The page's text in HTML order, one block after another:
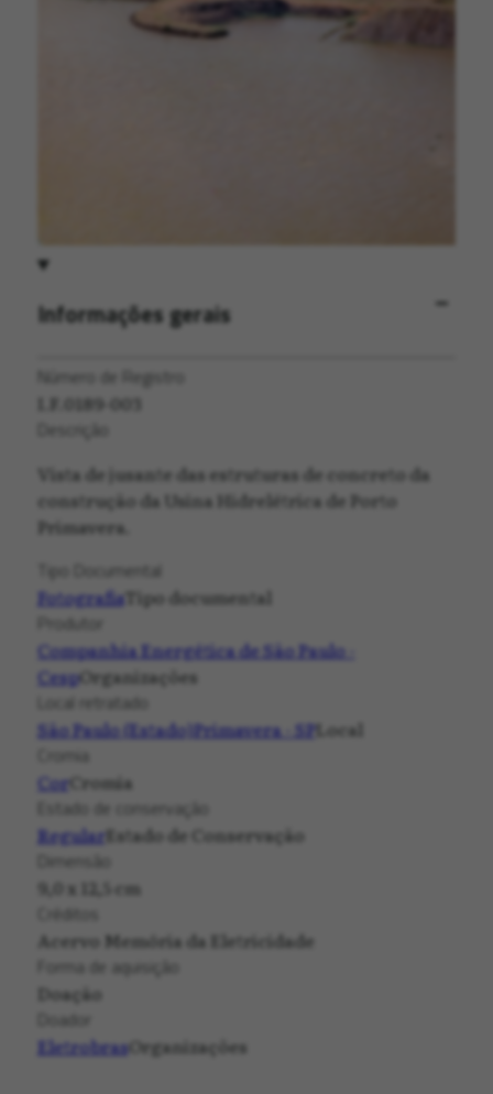
Informações gerais
Número de Registro
I.F.0189-003
Descrição
Vista de jusante das estruturas de concreto da
construção da Usina Hidrelétrica de Porto
Primavera.
Tipo Documental
FotografiaTipo documental
Produtor
Companhia Energética de São Paulo -
CespOrganizações
Local retratado
São Paulo (Estado)Primavera - SPLocal
Cromia
CorCromia
Estado de conservação
RegularEstado de Conservação
Dimensão
9,0 x 12,5 cm
Créditos
Acervo Memória da Eletricidade
Forma de aquisição
Doação
Doador
EletrobrasOrganizações